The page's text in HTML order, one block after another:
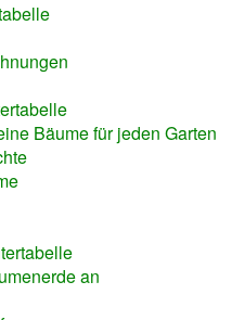
Bäume für jeden Garten
an